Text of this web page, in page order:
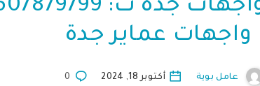
واجهات عماير جدة
عامل بوية أكتوبر 18, 2024 0